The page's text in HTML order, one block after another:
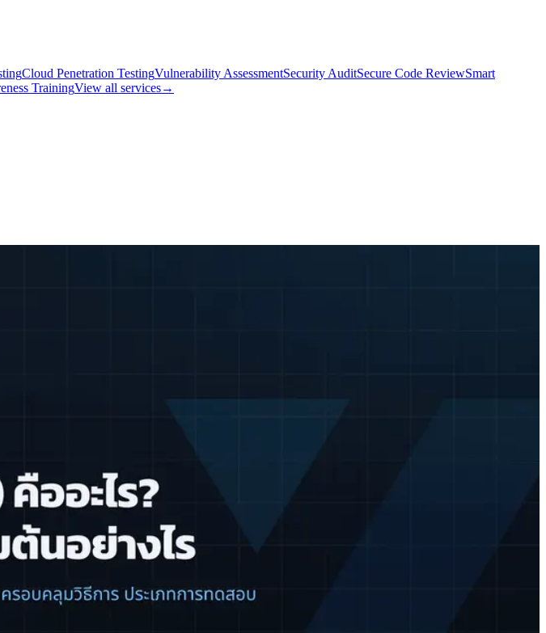
Cloud Penetration TestingVulnerability AssessmentSecurity AuditSecure Code ReviewSmart
TrainingView all services→